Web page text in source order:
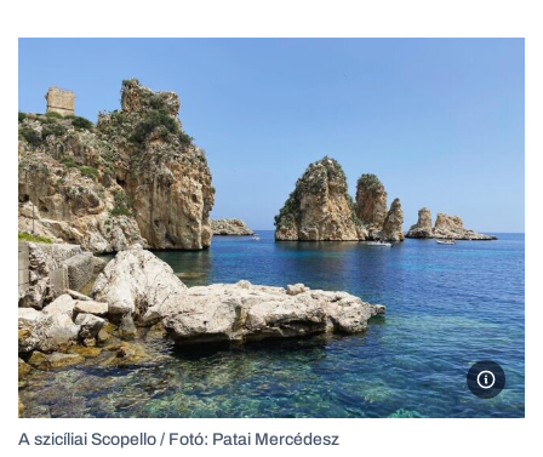
A
A szicíliai Scopello / Fotó: Patai Mercédesz